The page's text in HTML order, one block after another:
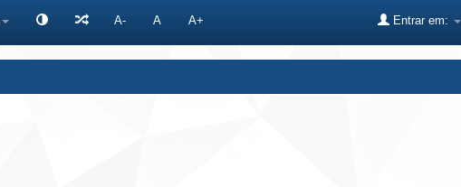
A- A A+ Entrar em: